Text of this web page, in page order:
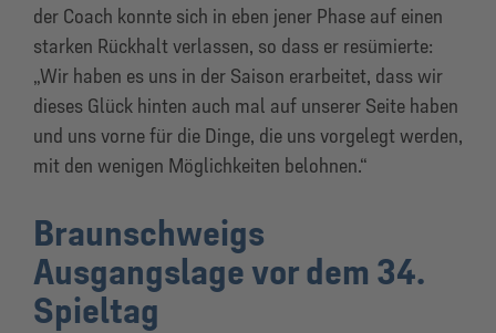
der Coach konnte sich in eben jener Phase auf einen
starken Rückhalt verlassen, so dass er resümierte:
„Wir haben es uns in der Saison erarbeitet, dass wir
dieses Glück hinten auch mal auf unserer Seite haben
und uns vorne für die Dinge, die uns vorgelegt werden,
mit den wenigen Möglichkeiten belohnen.“
Braunschweigs
Ausgangslage vor dem 34.
Spieltag